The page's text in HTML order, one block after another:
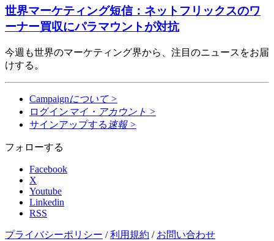
世界マーケティング短信：ネットフリックスのワ
ーナー買収にパラマウントが対抗
今週も世界のマーケティング界から、注目のニュースをお届
けする。
Campaignについて >
ログイン マイ・アカウント >
サインアップする 速報 >
フォローする
Facebook
X
Youtube
Linkedin
RSS
プライバシーポリシー /利用規約 / お問い合わせ